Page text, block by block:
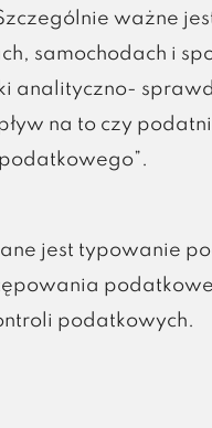
ważne
samochodach i
analityczno-
na to czy
jest typowanie
podatkowych.